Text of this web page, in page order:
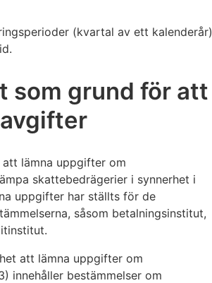
(kvartal av ett kalenderår)
som grund för att
lämna uppgifter om
skattebedrägerier i synnerhet i
uppgifter har ställts för de
såsom betalningsinstitut,
att lämna uppgifter om
innehåller bestämmelser om